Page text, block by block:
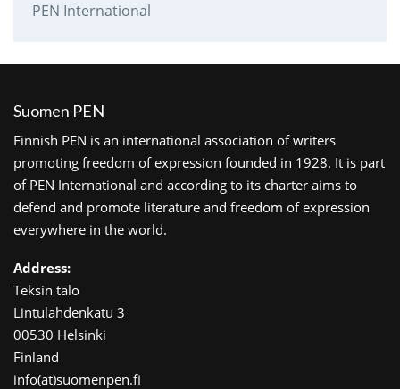
PEN International
Suomen PEN
Finnish PEN is an international association of writers
promoting freedom of expression founded in 1928. It is part
of PEN International and according to its charter aims to
defend and promote literature and freedom of expression
everywhere in the world.
Address:
Teksin talo
Lintulahdenkatu 3
00530 Helsinki
Finland
info(at)suomenpen.fi